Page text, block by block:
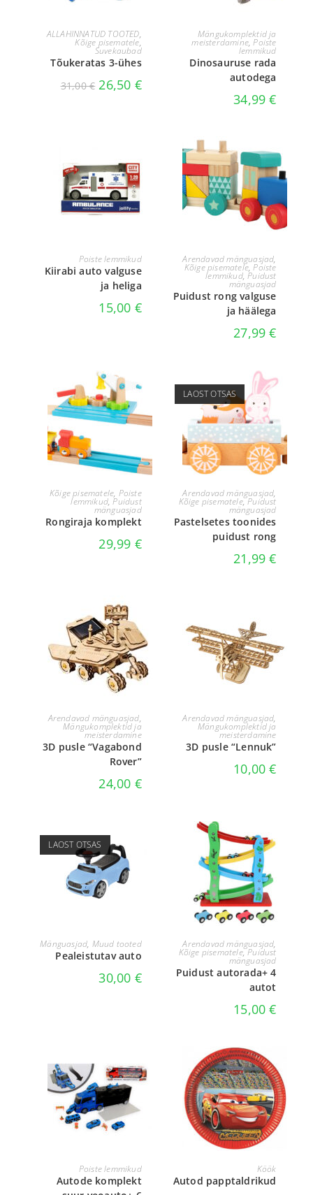
LOE EDASI
ALLAHINNATUD TOOTED,
Kõige pisematele,
Suvekaubad
Tõukeratas 3-ühes
31,00€ 26,50 €
LISA KORVI
Mängukomplektid ja
meisterdamine,Poiste
lemmikud
Dinosauruse rada
autodega
34,99€
LISA KORVI
Poiste lemmikud
Kiirabi auto valguse
ja heliga
15,00 €
LISA KORVI
Arendavad mänguasjad,
Kõige pisematele,Poiste
lemmikud,Puidust
mänguasjad
Puidust rong valguse
ja häälega
27,99€
LISA KORVI
Kõige pisematele, Poiste
lemmikud,Puidust
mänguasjad
Rongiraja komplekt
29,99 €
LAOST OTSAS
LOE EDASI
Arendavad mänguasjad,
Kõige pisematele,Puidust
mänguasjad
Pastelsetes toonides
puidust rong
21,99€
LISA KORVI
Arendavad mänguasjad,
Mängukomplektid ja
meisterdamine
3D pusle “Vagabond
Rover”
24,00 €
LISA KORVI
Arendavad mänguasjad,
Mängukomplektid ja
meisterdamine
3D pusle “Lennuk”
10,00€
LAOST OTSAS
LOE EDASI
Mänguasjad, Muud tooted
Pealeistutav auto
30,00 €
LISA KORVI
Arendavad mänguasjad,
Kõige pisematele,Puidust
mänguasjad
Puidust autorada+ 4
autot
15,00€
VALI
Poiste lemmikud
Autode komplekt
Köök
Autod papptaldrikud